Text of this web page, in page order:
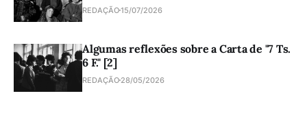
REDAÇÃO15/07/2026
Algumas reflexões sobre a Carta de "7 Ts.
6 F." [2]
REDAÇÃO 28/05/2026